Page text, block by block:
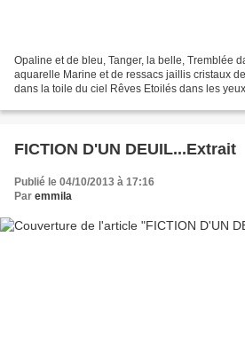
Opaline et de bleu, Tanger, la belle, Tremblée
aquarelle Marine et de ressacs jaillis cristaux
dans la toile du ciel Rêves Etoilés dans les
FICTION D'UN DEUIL...Extrait
Publié le 04/10/2013 à 17:16
Par emmila